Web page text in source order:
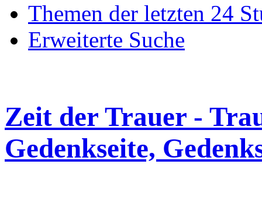
Themen der letzten 24
Erweiterte Suche
Zeit der Trauer -
Gedenkseite,